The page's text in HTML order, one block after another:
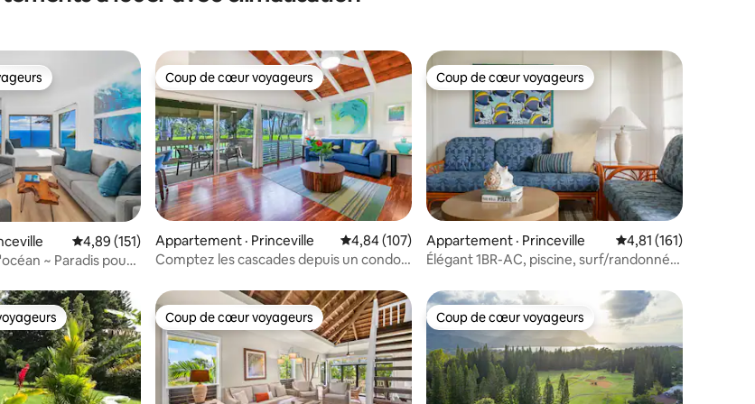
commentairesNote moyenne de 4,89 sur 5, 151 commentaires
4,89 (151)
~ Paradis pour
Coup de cœur voyageurs
Coup de cœur voyageurs
Appartement · Princeville Note moyenne de 4,84 sur 5, 107 commentaires
4,84 (107)
Comptez les cascades depuis un condo
Coup de cœur voyageurs
Coup de cœur voyageurs
Appartement · Princeville Note moyenne de
4,81 (161)
Élégant 1BR-AC, piscine, surf/randonnée,
parmi les plus aimésCoup de cœur voyageurs
Coup de cœur voyageurs Coup de cœur voyageurs
Coup de cœur voyageurs